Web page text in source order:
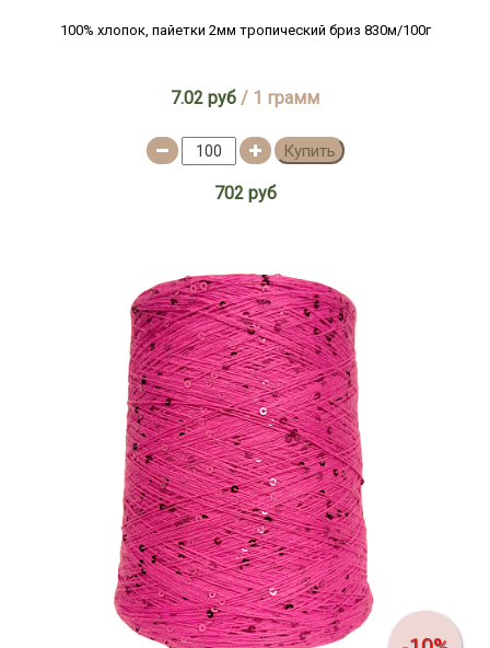
100% хлопок, пайетки 2мм тропический бриз 830м/100г
7.02 руб / 1 грамм
Купить
702 руб